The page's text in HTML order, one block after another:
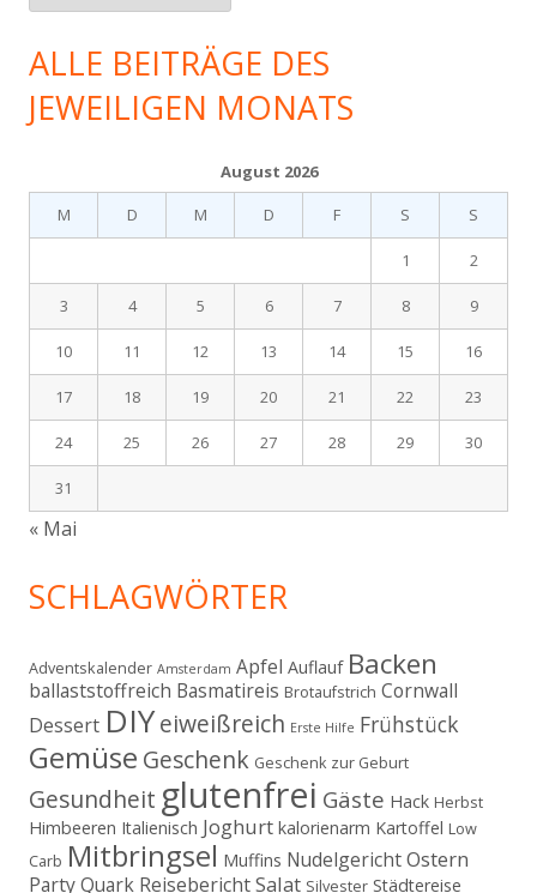
gab
es
im…
ALLE BEITRÄGE DES
JEWEILIGEN MONATS
August 2026
M
D M D F S S
1 2
3 4 5 6 7 8 9
10 11 12 13 14 15 16
17 18 19 20 21 22 23
24 25 26 27 28 29 30
31
« Mai
SCHLAGWÖRTER
Adventskalender Amsterdam Apfel Auflauf Backen
ballaststoffreich Basmatireis Brotaufstrich Cornwall
Dessert DIYeiweißreich Erste Hilfe Frühstück
Gemüse Geschenk Geschenk zur Geburt
Gesundheit glutenfrei Gäste Hack Herbst
Himbeeren Italienisch Joghurt kalorienarm Kartoffel Low
Carb Mitbringsel Muffins NudelgerichtOstern
PartyQuark ReiseberichtSalat Silvester Städtereise